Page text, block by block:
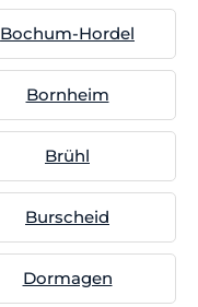
Bochum-Hordel
Bornheim
Brühl
Burscheid
Dormagen